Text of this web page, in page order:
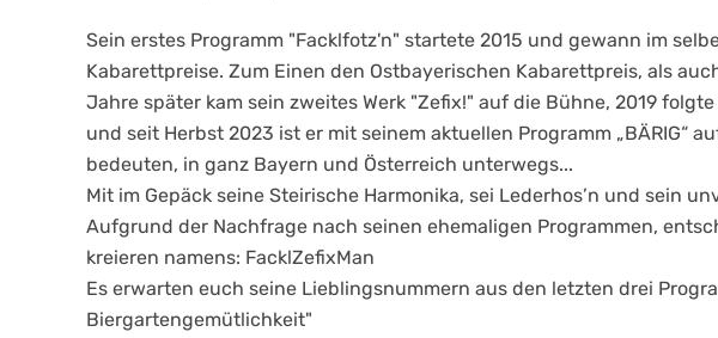
Sein erstes Programm "Facklfotz'n" startete 2015 und gewann im
Kabarettpreise. Zum Einen den Ostbayerischen Kabarettpreis, als
Jahre später kam sein zweites Werk "Zefix!" auf die Bühne, 2019 folgte
und seit Herbst 2023 ist er mit seinem aktuellen Programm „BÄRIG“
bedeuten, in ganz Bayern und Österreich unterwegs...
Mit im Gepäck seine Steirische Harmonika, sei Lederhos’n und sein
Aufgrund der Nachfrage nach seinen ehemaligen Programmen,
kreieren namens: FacklZefixMan
Es erwarten euch seine Lieblingsnummern aus den letzten drei
Biergartengemütlichkeit"